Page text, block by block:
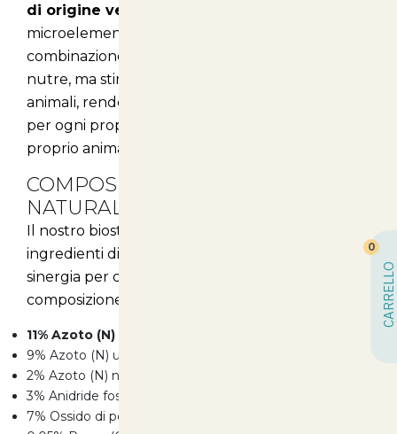
di origine vegetale
microelementi chelati. Grazie a questa
combinazione, il nostro biostimolante non solo
nutre, ma stimola anche il benessere degli
animali, rendendolo un alleato indispensabile
per ogni proprietario attento alla salute del
proprio animale.
COMPOSIZIONE NUTRIENTE E
NATURALE
Il nostro biostimolante è formulato con
ingredienti di alta qualità che lavorano in
sinergia per offrire un supporto completo. La
composizione è la seguente:
11% Azoto (N) totale
9% Azoto (N) ureico
2% Azoto (N) nitrico
3% Anidride fosforica (P2O5) solubile in acqua
7% Ossido di potassio (K2O) solubile in acqua
CARRELLO
0